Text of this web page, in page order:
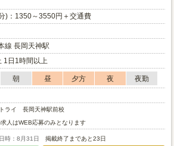
)：1350～3550円＋交通費
線 長岡天神駅
1日1時間以上
朝 昼 夕方 夜
夜勤
ライ 長岡天神駅前校
人はWEB応募のみとなります
時：8月31日 掲載終了まであと23日